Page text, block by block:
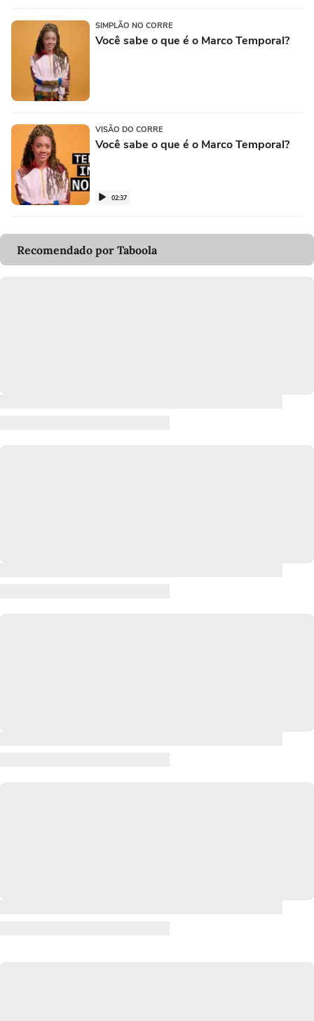
SIMPLÃO NO CORRE
Você sabe o que é o Marco Temporal?
VISÃO DO CORRE
Você sabe o que é o Marco Temporal?
02:37
Recomendado por Taboola